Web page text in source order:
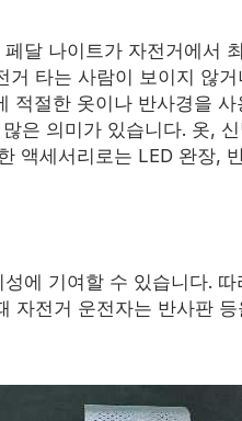
달 나이트가 자전거에서
거 타는 사람이 보이지 않
적절한 옷이나 반사경을
은 의미가 있습니다. 옷,
액세서리로는 LED 완장,
에 기여할 수 있습니다.
자전거 운전자는 반사판